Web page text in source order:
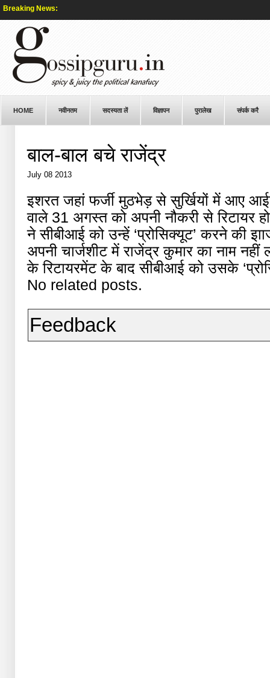
Breaking News:
HOME नवीनतम सदस्यता लें विज्ञापन पुरालेख संपर्क करै
बाल-बाल बचे राजेंद्र
July 08 2013
इशरत जहां फर्जी मुठभेड़ से सुर्खियों में आए
वाले 31 अगस्त को अपनी नौकरी से रिटायर
ने सीबीआई को उन्हें ‘प्रोसिक्यूट’ करने की
अपनी चार्जशीट में राजेंद्र कुमार का नाम
के रिटायरमेंट के बाद सीबीआई को उसके
No related posts.
Feedback